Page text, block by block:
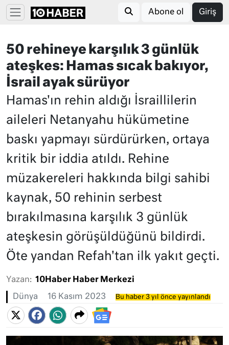
Abone ol Giriş
50 rehineye karşılık 3 günlük
ateşkes: Hamas sıcak bakıyor,
İsrail ayak sürüyor
Hamas'ın rehin aldığı İsraillilerin
aileleri Netanyahu hükümetine
baskı yapmayı sürdürürken, ortaya
kritik bir iddia atıldı. Rehine
müzakereleri hakkında bilgi sahibi
kaynak, 50 rehinin serbest
bırakılmasına karşılık 3 günlük
ateşkesin görüşüldüğünü bildirdi.
Öte yandan Refah'tan ilk yakıt geçti.
Yazan: 10Haber Haber Merkezi
Dünya 16 Kasım 2023 Bu haber 3 yıl önce yayınlandı